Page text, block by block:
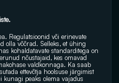
Regulatsioonid või erinevate
olla võõrad. Selleks, et ühing
kohaldatavate standarditega on
nõustajaid, kes omavad
valdkonnaga. Ka saab
ettevõtja hoolsuse järgimist
kunagi peaks olema vajadus